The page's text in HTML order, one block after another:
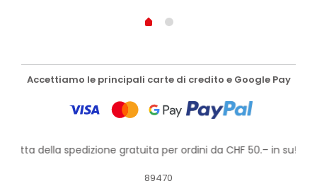
Accettiamo le principali carte di credito e Google Pay
della spedizione gratuita per ordini da CHF 50.– in su!
89470